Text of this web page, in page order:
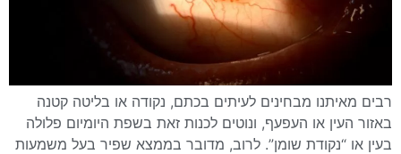
רבים מאיתנו מבחינים לעיתים בכתם, נקודה או בליטה קטנה
באזור העין או העפעף, ונוטים לכנות זאת בשפת היומיום פלולה
בעין או “נקודת שומן”. לרוב, מדובר בממצא שפיר בעל משמעות